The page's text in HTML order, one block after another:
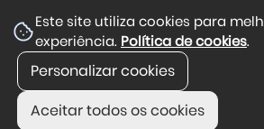
Este site utiliza cookies para
experiência. Política de cookies.
Personalizar cookies
Aceitar todos os cookies